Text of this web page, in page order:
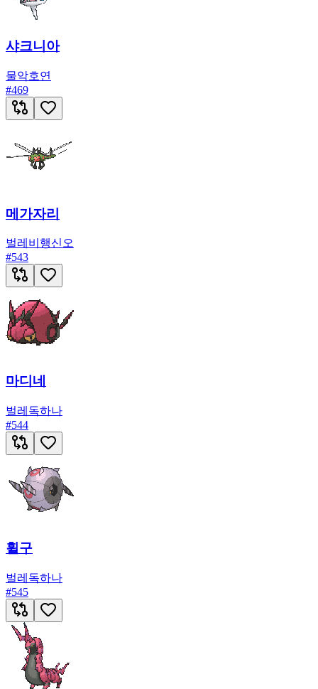
샤크니아
물악호연
#469
메가자리
벌레 비행신오
#543
마디네
벌레 독하나
#544
휠구
벌레 독하나
#545